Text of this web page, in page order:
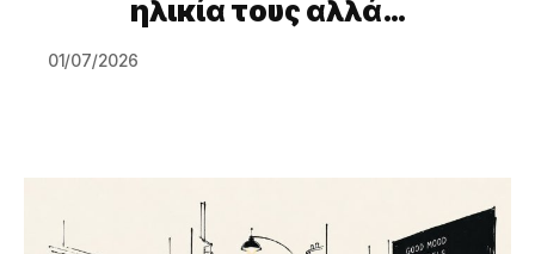
ηλικία τους αλλά…
01/07/2026